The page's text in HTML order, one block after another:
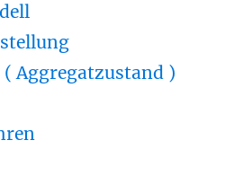
Aggregatzustand )